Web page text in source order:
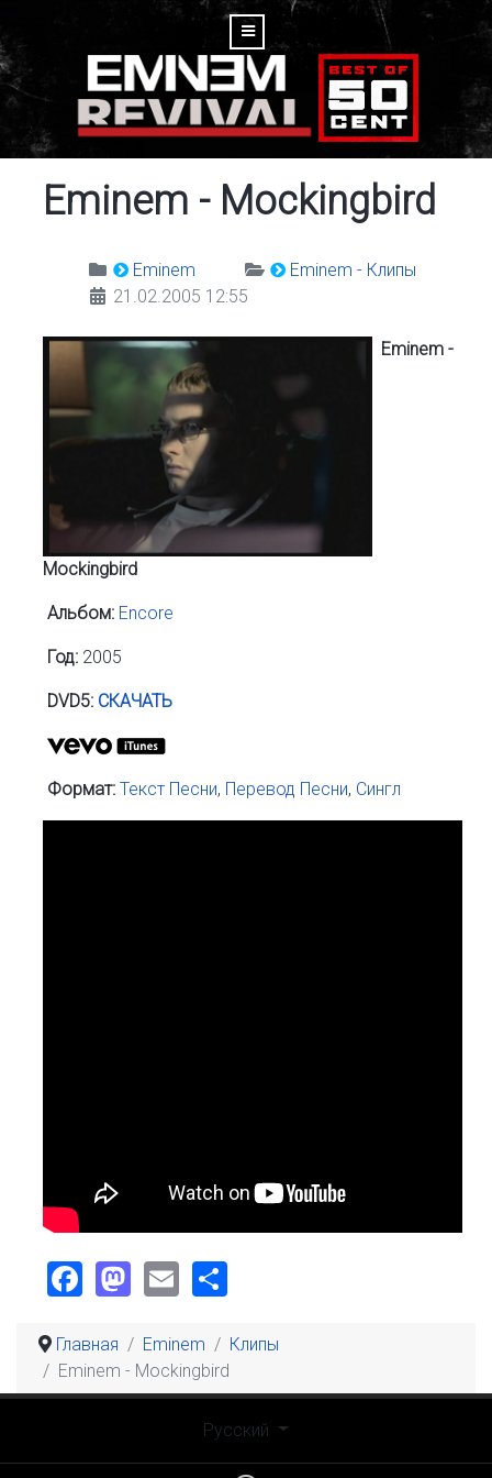
Eminem - Mockingbird
Eminem
Eminem - Клипы
21.02.2005 12:55
Eminem -
Mockingbird
Альбом: Encore
Год: 2005
DVD5: СКАЧАТЬ
Формат: Текст Песни, Перевод Песни, Сингл
Facebook
Mastodon
Email
Главная Eminem
Клипы
Eminem - Mockingbird
Русский